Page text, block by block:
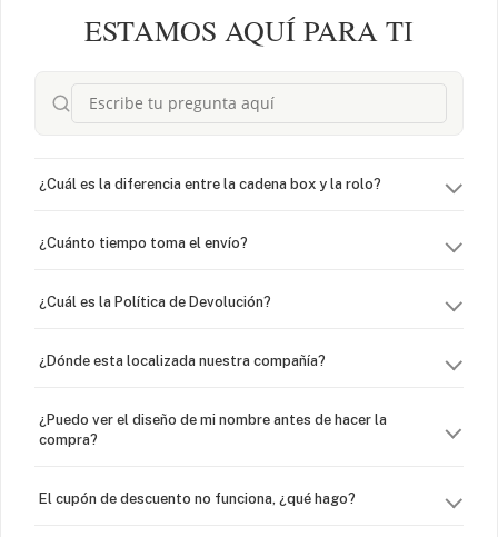
ESTAMOS AQUÍ PARA TI
¿Cuál es la diferencia entre la cadena box y la rolo?
¿Cuánto tiempo toma el envío?
¿Cuál es la Política de Devolución?
¿Dónde esta localizada nuestra compañía?
¿Puedo ver el diseño de mi nombre antes de hacer la
compra?
El cupón de descuento no funciona, ¿qué hago?